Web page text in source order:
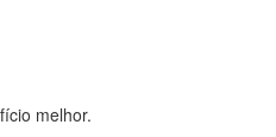
melhor.